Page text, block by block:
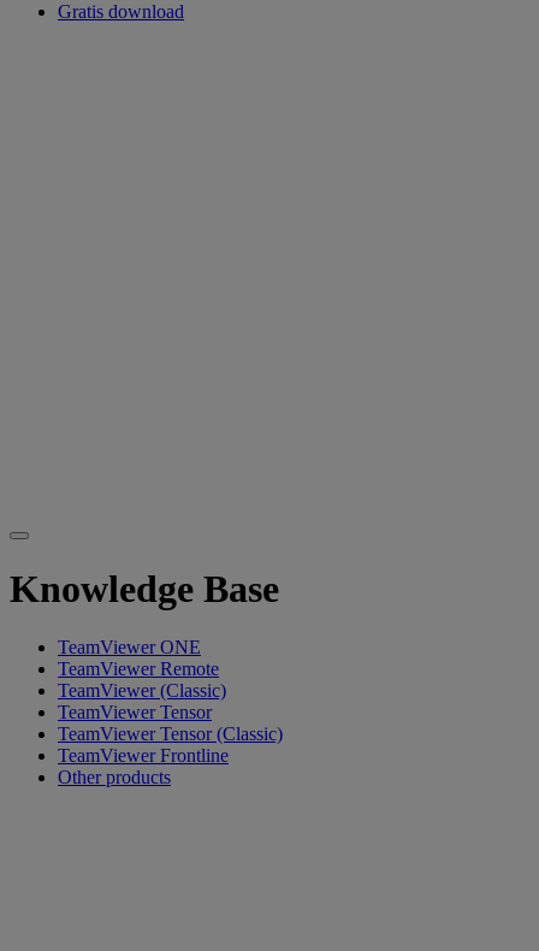
Gratis download
Knowledge Base
TeamViewer ONE
TeamViewer Remote
TeamViewer (Classic)
TeamViewer Tensor
TeamViewer Tensor (Classic)
TeamViewer Frontline
Other products